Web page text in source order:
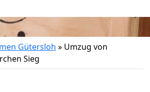
Gütersloh » Umzug von
Sieg